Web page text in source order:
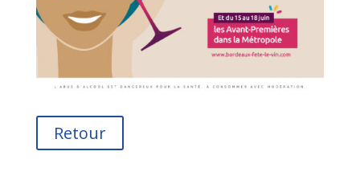
Retour